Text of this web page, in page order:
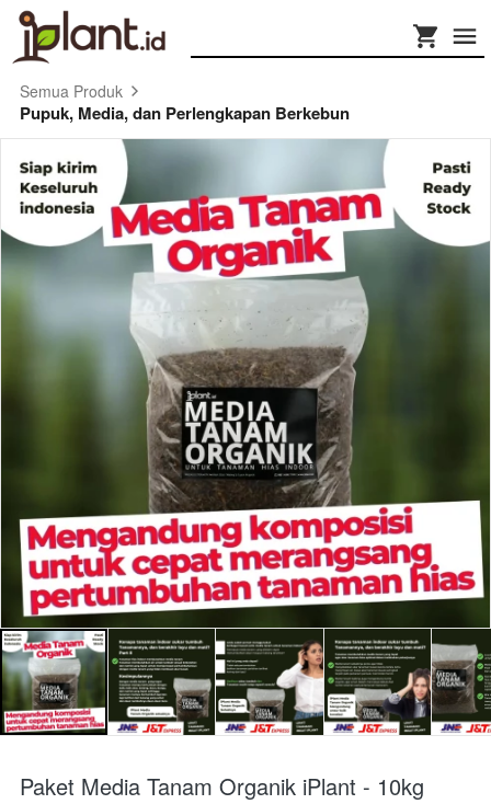
Semua Produk
Pupuk, Media, dan Perlengkapan Berkebun
Paket Media Tanam Organik iPlant - 10kg